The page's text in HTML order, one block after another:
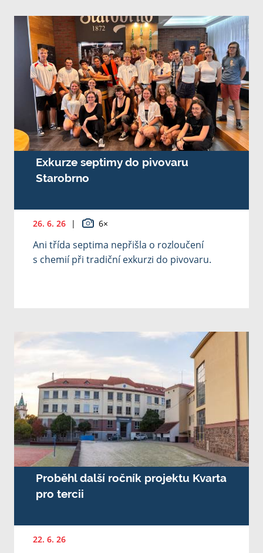
Exkurze septimy do pivovaru
Starobrno
26. 6. 26 | 6×
Ani třída septima nepřišla o rozloučení
s chemií při tradiční exkurzi do pivovaru.
Proběhl další ročník projektu Kvarta
pro tercii
22. 6. 26